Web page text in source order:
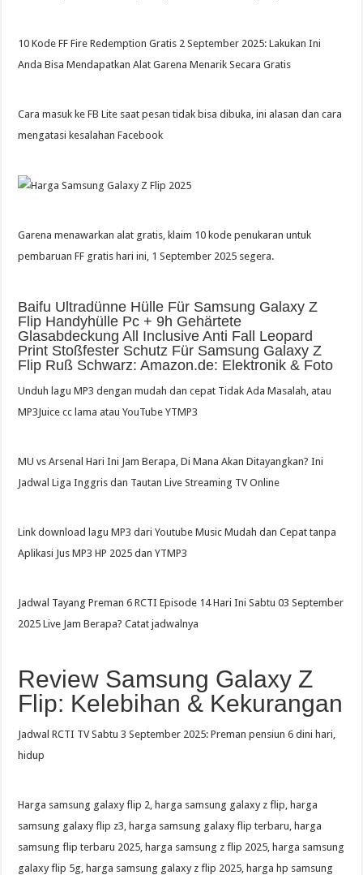
10 Kode FF Fire Redemption Gratis 2 September 2025: Lakukan Ini
Anda Bisa Mendapatkan Alat Garena Menarik Secara Gratis
Cara masuk ke FB Lite saat pesan tidak bisa dibuka, ini alasan dan cara
mengatasi kesalahan Facebook
Garena menawarkan alat gratis, klaim 10 kode penukaran untuk
pembaruan FF gratis hari ini, 1 September 2025 segera.
Baifu Ultradünne Hülle Für Samsung Galaxy Z
Flip Handyhülle Pc + 9h Gehärtete
Glasabdeckung All Inclusive Anti Fall Leopard
Print Stoßfester Schutz Für Samsung Galaxy Z
Flip Ruß Schwarz: Amazon.de: Elektronik & Foto
Unduh lagu MP3 dengan mudah dan cepat Tidak Ada Masalah, atau
MP3Juice cc lama atau YouTube YTMP3
MU vs Arsenal Hari Ini Jam Berapa, Di Mana Akan Ditayangkan? Ini
Jadwal Liga Inggris dan Tautan Live Streaming TV Online
Link download lagu MP3 dari Youtube Music Mudah dan Cepat tanpa
Aplikasi Jus MP3 HP 2025 dan YTMP3
Jadwal Tayang Preman 6 RCTI Episode 14 Hari Ini Sabtu 03 September
2025 Live Jam Berapa? Catat jadwalnya
Review Samsung Galaxy Z
Flip: Kelebihan & Kekurangan
Jadwal RCTI TV Sabtu 3 September 2025: Preman pensiun 6 dini hari,
hidup
Harga samsung galaxy flip 2, harga samsung galaxy z flip, harga
samsung galaxy flip z3, harga samsung galaxy flip terbaru, harga
samsung flip terbaru 2025, harga samsung z flip 2025, harga samsung
galaxy flip 5g, harga samsung galaxy z flip 2025, harga hp samsung